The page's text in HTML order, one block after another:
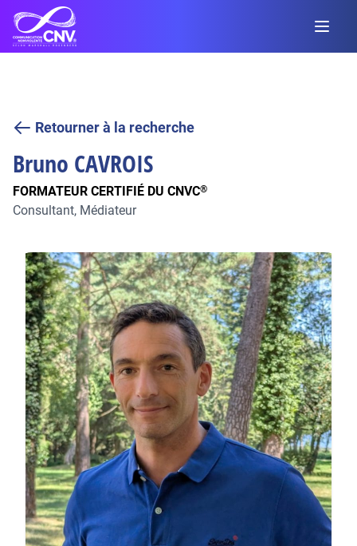
Retourner à la recherche
Bruno CAVROIS
FORMATEUR CERTIFIÉ DU CNVC®
Consultant, Médiateur